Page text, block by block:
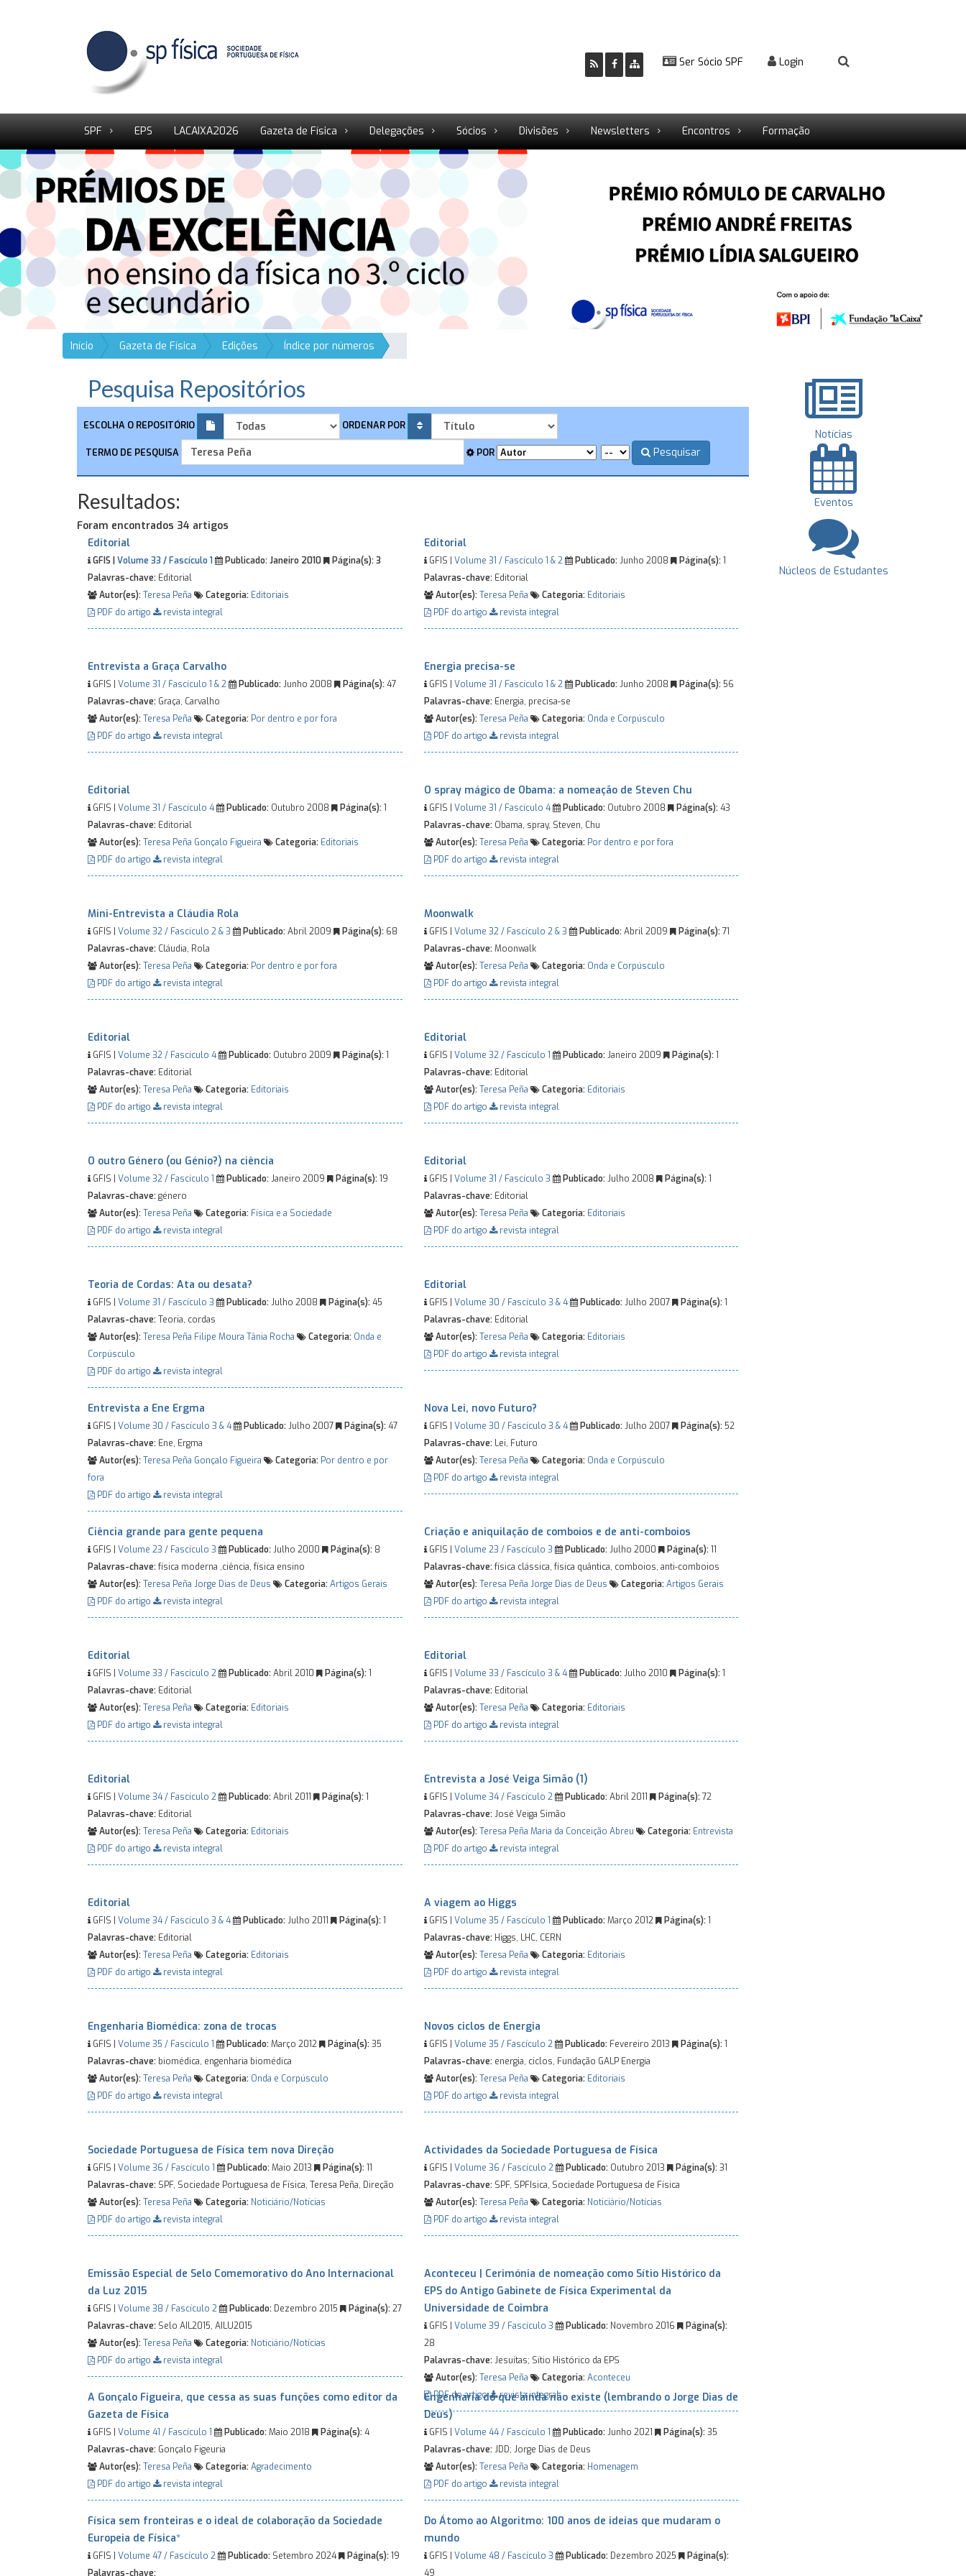
Ser Sócio SPF Login
SPF EPS LACAIXA2026 Gazeta de Física Delegações Sócios Divisões Newsletters Encontros Formação
Início Gazeta de Física Edições Índice por números
Pesquisa Repositórios
ESCOLHA O REPOSITÓRIO ORDENAR POR
TERMO DE PESQUISA POR Pesquisar
Resultados:
Foram encontrados 34 artigos
Editorial
GFIS | Volume 33 / Fascículo 1 Publicado:Janeiro 2010 Página(s):3
Palavras-chave: Editorial
Autor(es):Teresa Peña Categoria: Editoriais
PDF do artigo
revista integral
Editorial
GFIS | Volume 31 / Fascículo 1 & 2 Publicado:Junho 2008 Página(s):1
Palavras-chave:Editorial
Autor(es): Teresa Peña Categoria: Editoriais
PDF do artigo
revista integral
Entrevista a Graça Carvalho
GFIS | Volume 31 / Fascículo 1 & 2 Publicado:Junho 2008 Página(s):47
Palavras-chave: Graça, Carvalho
Autor(es):Teresa Peña Categoria: Por dentro e por fora
PDF do artigo
revista integral
Energia precisa-se
GFIS | Volume 31 / Fascículo 1 & 2 Publicado:Junho 2008 Página(s):56
Palavras-chave:Energia, precisa-se
Autor(es): Teresa Peña Categoria: Onda e Corpúsculo
PDF do artigo
revista integral
Editorial
GFIS | Volume 31 / Fascículo 4 Publicado: Outubro 2008 Página(s):1
Palavras-chave: Editorial
Autor(es):Teresa Peña Gonçalo Figueira Categoria: Editoriais
PDF do artigo
revista integral
O spray mágico de Obama: a nomeação de Steven Chu
GFIS | Volume 31 / Fascículo 4 Publicado:Outubro 2008 Página(s):43
Palavras-chave:Obama, spray, Steven, Chu
Autor(es): Teresa Peña Categoria: Por dentro e por fora
PDF do artigo
revista integral
Mini-Entrevista a Cláudia Rola
GFIS | Volume 32 / Fascículo 2 & 3 Publicado:Abril 2009 Página(s): 68
Palavras-chave: Cláudia, Rola
Autor(es):Teresa Peña Categoria: Por dentro e por fora
PDF do artigo
revista integral
Moonwalk
GFIS | Volume 32 / Fascículo 2 & 3 Publicado:Abril 2009 Página(s):71
Palavras-chave:Moonwalk
Autor(es): Teresa Peña Categoria: Onda e Corpúsculo
PDF do artigo
revista integral
Editorial
GFIS | Volume 32 / Fascículo 4 Publicado: Outubro 2009 Página(s):1
Palavras-chave: Editorial
Autor(es):Teresa Peña Categoria: Editoriais
PDF do artigo
revista integral
Editorial
GFIS | Volume 32 / Fascículo 1 Publicado:Janeiro 2009 Página(s):1
Palavras-chave:Editorial
Autor(es): Teresa Peña Categoria: Editoriais
PDF do artigo
revista integral
O outro Género (ou Génio?) na ciência
GFIS | Volume 32 / Fascículo 1 Publicado:Janeiro 2009 Página(s):19
Palavras-chave:género
Autor(es):Teresa Peña Categoria: Física e a Sociedade
PDF do artigo
revista integral
Editorial
GFIS | Volume 31 / Fascículo 3 Publicado:Julho 2008 Página(s):1
Palavras-chave:Editorial
Autor(es): Teresa Peña Categoria: Editoriais
PDF do artigo
revista integral
Teoria de Cordas: Ata ou desata?
GFIS | Volume 31 / Fascículo 3 Publicado:Julho 2008 Página(s):45
Palavras-chave:Teoria, cordas
Autor(es):Teresa Peña Filipe Moura Tânia Rocha Categoria: Onda e
Corpúsculo
PDF do artigo
revista integral
Editorial
GFIS | Volume 30 / Fascículo 3 & 4 Publicado:Julho 2007 Página(s):1
Palavras-chave:Editorial
Autor(es): Teresa Peña Categoria: Editoriais
PDF do artigo
revista integral
Entrevista a Ene Ergma
GFIS | Volume 30 / Fascículo 3 & 4 Publicado:Julho 2007 Página(s):47
Palavras-chave: Ene, Ergma
Autor(es):Teresa Peña Gonçalo Figueira Categoria: Por dentro e por
fora
PDF do artigo
revista integral
Nova Lei, novo Futuro?
GFIS | Volume 30 / Fascículo 3 & 4 Publicado:Julho 2007 Página(s):52
Palavras-chave:Lei, Futuro
Autor(es): Teresa Peña Categoria: Onda e Corpúsculo
PDF do artigo
revista integral
Ciência grande para gente pequena
GFIS | Volume 23 / Fascículo 3 Publicado:Julho 2000 Página(s): 8
Palavras-chave:física moderna ,ciência, física ensino
Autor(es):Teresa Peña Jorge Dias de Deus Categoria:Artigos Gerais
PDF do artigo
revista integral
Criação e aniquilação de comboios e de anti-comboios
GFIS | Volume 23 / Fascículo 3 Publicado:Julho 2000 Página(s):11
Palavras-chave:física clássica, física quântica, comboios, anti-comboios
Autor(es): Teresa Peña Jorge Dias de Deus Categoria: Artigos Gerais
PDF do artigo
revista integral
Editorial
GFIS | Volume 33 / Fascículo 2 Publicado:Abril 2010 Página(s):1
Palavras-chave: Editorial
Autor(es):Teresa Peña Categoria: Editoriais
PDF do artigo
revista integral
Editorial
GFIS | Volume 33 / Fascículo 3 & 4 Publicado:Julho 2010 Página(s):1
Palavras-chave:Editorial
Autor(es): Teresa Peña Categoria: Editoriais
PDF do artigo
revista integral
Editorial
GFIS | Volume 34 / Fascículo 2 Publicado:Abril 2011 Página(s):1
Palavras-chave: Editorial
Autor(es):Teresa Peña Categoria: Editoriais
PDF do artigo
revista integral
Entrevista a José Veiga Simão (1)
GFIS | Volume 34 / Fascículo 2 Publicado:Abril 2011 Página(s):72
Palavras-chave:José Veiga Simão
Autor(es): Teresa Peña Maria da Conceição Abreu Categoria: Entrevista
PDF do artigo
revista integral
Editorial
GFIS | Volume 34 / Fascículo 3 & 4 Publicado:Julho 2011 Página(s):1
Palavras-chave: Editorial
Autor(es):Teresa Peña Categoria: Editoriais
PDF do artigo
revista integral
A viagem ao Higgs
GFIS | Volume 35 / Fascículo 1 Publicado:Março 2012 Página(s):1
Palavras-chave:Higgs, LHC, CERN
Autor(es): Teresa Peña Categoria: Editoriais
PDF do artigo
revista integral
Engenharia Biomédica: zona de trocas
GFIS | Volume 35 / Fascículo 1 Publicado:Março 2012 Página(s):35
Palavras-chave: biomédica, engenharia biomédica
Autor(es):Teresa Peña Categoria: Onda e Corpúsculo
PDF do artigo
revista integral
Novos ciclos de Energia
GFIS | Volume 35 / Fascículo 2 Publicado:Fevereiro 2013 Página(s):1
Palavras-chave:energia, ciclos, Fundação GALP Energia
Autor(es): Teresa Peña Categoria: Editoriais
PDF do artigo
revista integral
Sociedade Portuguesa de Física tem nova Direção
GFIS | Volume 36 / Fascículo 1 Publicado:Maio 2013 Página(s):11
Palavras-chave: SPF, Sociedade Portuguesa de Física, Teresa Peña, Direção
Autor(es):Teresa Peña Categoria: Noticiário/Notícias
PDF do artigo
revista integral
Actividades da Sociedade Portuguesa de Física
GFIS | Volume 36 / Fascículo 2 Publicado:Outubro 2013 Página(s):31
Palavras-chave:SPF, SPFIsica, Sociedade Portuguesa de Física
Autor(es): Teresa Peña Categoria: Noticiário/Notícias
PDF do artigo
revista integral
Emissão Especial de Selo Comemorativo do Ano Internacional
da Luz 2015
GFIS | Volume 38 / Fascículo 2 Publicado: Dezembro 2015 Página(s):27
Palavras-chave: Selo AIL2015, AILU2015
Autor(es):Teresa Peña Categoria: Noticiário/Notícias
PDF do artigo
revista integral
Aconteceu | Cerimónia de nomeação como Sítio Histórico da
EPS do Antigo Gabinete de Física Experimental da
Universidade de Coimbra
GFIS | Volume 39 / Fascículo 3 Publicado:Novembro 2016
Página(s):
28
Palavras-chave:Jesuítas; Sítio Histórico da EPS
Autor(es): Teresa Peña Categoria: Aconteceu
PDF do artigo
revista integral
A Gonçalo Figueira, que cessa as suas funções como editor da
Gazeta de Física
GFIS | Volume 41 / Fascículo 1 Publicado:Maio 2018 Página(s):4
Palavras-chave: Gonçalo Figeuria
Autor(es):Teresa Peña Categoria:Agradecimento
PDF do artigo
revista integral
Engenharia do que ainda não existe (lembrando o Jorge Dias de
Deus)
GFIS | Volume 44 / Fascículo 1 Publicado:Junho 2021 Página(s):35
Palavras-chave:JDD; Jorge Dias de Deus
Autor(es): Teresa Peña Categoria: Homenagem
PDF do artigo
revista integral
Física sem fronteiras e o ideal de colaboração da Sociedade
Europeia de Física*
GFIS | Volume 47 / Fascículo 2 Publicado: Setembro 2024 Página(s):19
Palavras-chave:
Do Átomo ao Algoritmo: 100 anos de ideias que mudaram o
mundo
GFIS | Volume 48 / Fascículo 3 Publicado:Dezembro 2025
Página(s):
49
Notícias
Eventos
Núcleos de Estudantes